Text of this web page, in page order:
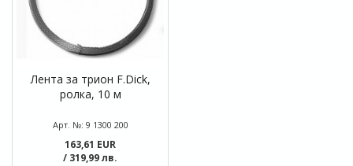
Лента за трион F.Dick,
ролка, 10 м
Арт. №: 9 1300 200
163,61 EUR
/ 319,99 лв.